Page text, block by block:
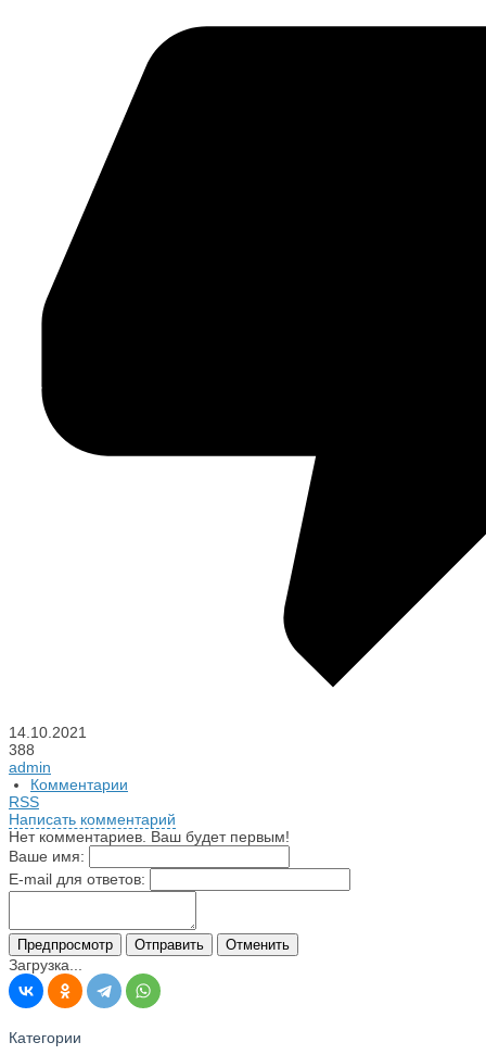
14.10.2021
388
admin
Комментарии
RSS
Написать комментарий
Нет комментариев. Ваш будет первым!
Ваше имя:
E-mail для ответов:
Загрузка...
Категории